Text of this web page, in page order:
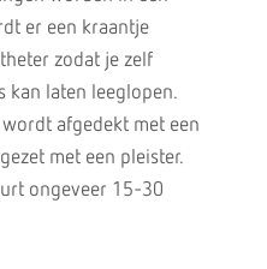
er een kraantje
zodat je zelf
kan laten leeglopen.
afgedekt met een
met een pleister.
ongeveer 15-30